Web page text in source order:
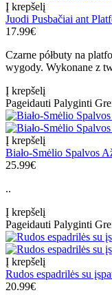
Į krepšelį
Juodi Pusbačiai ant
17.99€
Czarne półbuty na
wygody. Wykonane z
Į krepšelį
Pageidauti Palyginti
Į krepšelį
Biało-Smėlio Spalvos
25.99€
..
Į krepšelį
Pageidauti Palyginti
Į krepšelį
Rudos espadrilės su
20.99€